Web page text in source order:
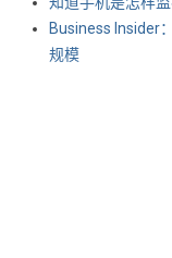
Business Insider
规模